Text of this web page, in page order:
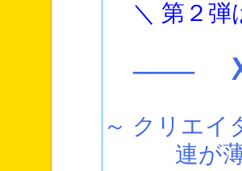
＼ 第２弾
―― Ｘ
～ クリエイ
連が